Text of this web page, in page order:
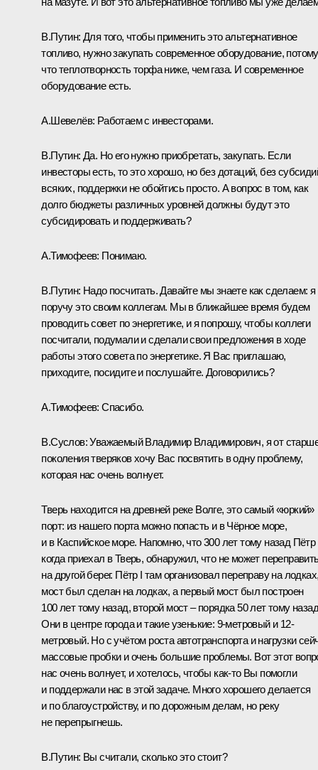
В.Путин: Для того, чтобы применить это альтернативное
топливо, нужно закупать современное оборудование, потому
что теплотворность торфа ниже, чем газа. И современное
оборудование есть.
А.Шевелёв: Работаем с инвесторами.
В.Путин: Да. Но его нужно приобретать, закупать. Если
инвесторы есть, то это хорошо, но без дотаций, без
всяких, поддержки не обойтись просто. А вопрос в том, как
долго бюджеты различных уровней должны будут это
субсидировать и поддерживать?
А.Тимофеев: Понимаю.
В.Путин: Надо посчитать. Давайте мы знаете как сделаем: я
поручу это своим коллегам. Мы в ближайшее время будем
проводить совет по энергетике, и я попрошу, чтобы коллеги
посчитали, подумали и сделали свои предложения в ходе
работы этого совета по энергетике. Я Вас приглашаю,
приходите, посидите и послушайте. Договорились?
А.Тимофеев: Спасибо.
В.Суслов:Уважаемый Владимир Владимирович, я от
поколения тверяков хочу Вас посвятить в одну проблему,
которая нас очень волнует.
Тверь находится на древней реке Волге, это самый «юркий»
порт: из нашего порта можно попасть и в Чёрное море,
и в Каспийское море. Напомню, что 300 лет тому назад Пётр
когда приехал в Тверь, обнаружил, что не может
на другой берег. Пётр I там организовал переправу на
мост был сделан на лодках, а первый мост был построен
100 лет тому назад, второй мост – порядка 50 лет тому
Они в центре города и такие узенькие: 9-метровый и 12-
метровый. Но с учётом роста автотранспорта и нагрузки
массовые пробки и очень большие проблемы. Вот этот
нас очень волнует, и хотелось, чтобы как‑то Вы помогли
и поддержали нас в этой задаче. Много хорошего делается
и по благоустройству, и по дорожным делам, но реку
не перепрыгнешь.
В.Путин: Вы считали, сколько это стоит?